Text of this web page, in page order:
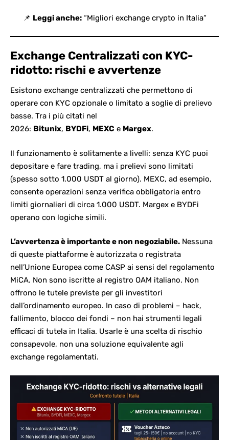
📌 Leggi anche:“Migliori exchange crypto in Italia“
Exchange Centralizzati con KYC-
ridotto: rischi e avvertenze
Esistono exchange centralizzati che permettono di
operare con KYC opzionale o limitato a soglie di prelievo
basse. Tra i più citati nel
2026: Bitunix, BYDFi, MEXC e Margex.
Il funzionamento è solitamente a livelli: senza KYC puoi
depositare e fare trading, ma i prelievi sono limitati
(spesso sotto 1.000 USDT al giorno). MEXC, ad esempio,
consente operazioni senza verifica obbligatoria entro
limiti giornalieri di circa 1.000 USDT. Margex e BYDFi
operano con logiche simili.
L’avvertenza è importante e non negoziabile. Nessuna
di queste piattaforme è autorizzata o registrata
nell’Unione Europea come CASP ai sensi del regolamento
MiCA. Non sono iscritte al registro OAM italiano. Non
offrono le tutele previste per gli investitori
dall’ordinamento europeo. In caso di problemi – hack,
fallimento, blocco dei fondi – non hai strumenti legali
efficaci di tutela in Italia. Usarle è una scelta di rischio
consapevole, non una soluzione equivalente agli
exchange regolamentati.